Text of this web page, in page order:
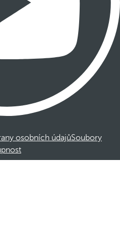
osobních údajůSoubory